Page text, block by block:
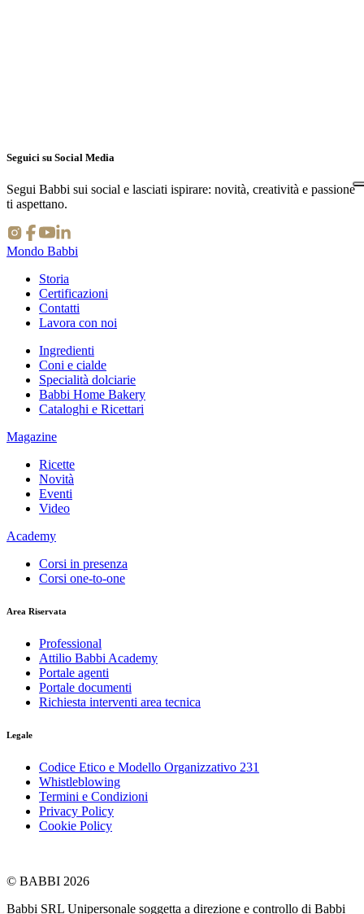
⇪
Seguici su Social Media
Segui Babbi sui social e lasciati ispirare: novità, creatività e passione
ti aspettano.
Mondo Babbi
Storia
Certificazioni
Contatti
Lavora con noi
Ingredienti
Coni e cialde
Specialità dolciarie
Babbi Home Bakery
Cataloghi e Ricettari
Magazine
Ricette
Novità
Eventi
Video
Academy
Corsi in presenza
Corsi one-to-one
Area Riservata
Professional
Attilio Babbi Academy
Portale agenti
Portale documenti
Richiesta interventi area tecnica
Legale
Codice Etico e Modello Organizzativo 231
Whistleblowing
Termini e Condizioni
Privacy Policy
Cookie Policy
© BABBI 2026
Babbi SRL Unipersonale soggetta a direzione e controllo di Babbi